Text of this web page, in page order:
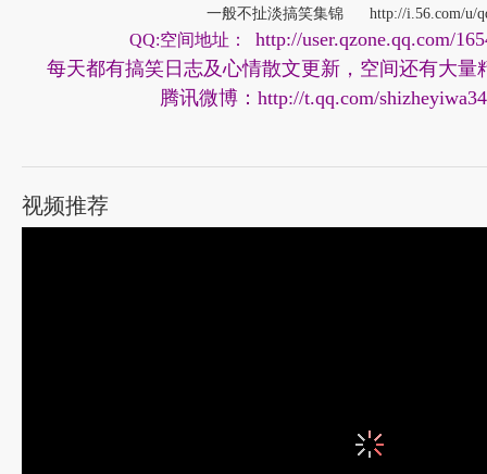
一般不扯淡搞笑集锦 http://i.56.com/u/
QQ:空间地址：http://user.qzone.qq.com/
每天都有搞笑日志及心情散文更新，空间还有大量
腾讯微博：http://t.qq.com/
视频推荐